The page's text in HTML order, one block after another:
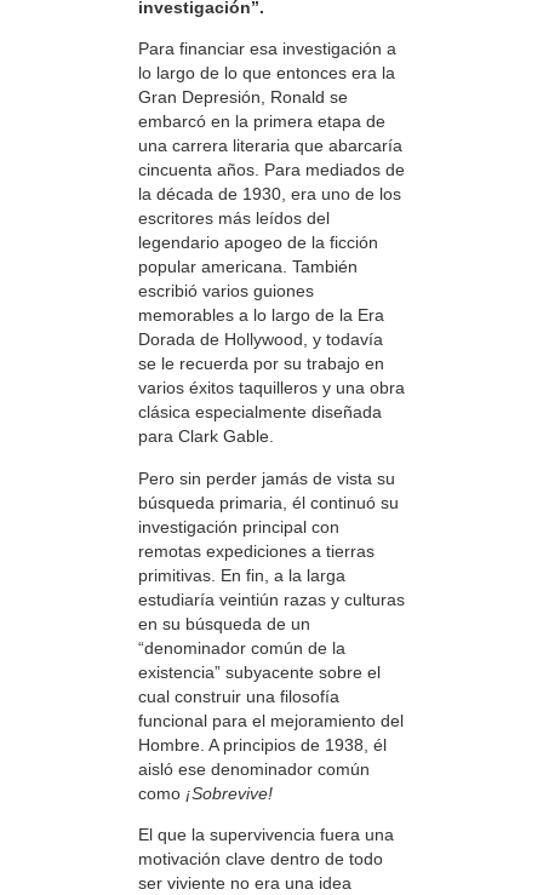
investigación”.
Para financiar esa investigación a
lo largo de lo que entonces era la
Gran Depresión, Ronald se
embarcó en la primera etapa de
una carrera literaria que abarcaría
cincuenta años. Para mediados de
la década de 1930, era uno de los
escritores más leídos del
legendario apogeo de la ficción
popular americana. También
escribió varios guiones
memorables a lo largo de la Era
Dorada de Hollywood, y todavía
se le recuerda por su trabajo en
varios éxitos taquilleros y una obra
clásica especialmente diseñada
para Clark Gable.
Pero sin perder jamás de vista su
búsqueda primaria, él continuó su
investigación principal con
remotas expediciones a tierras
primitivas. En fin, a la larga
estudiaría veintiún razas y culturas
en su búsqueda de un
“denominador común de la
existencia” subyacente sobre el
cual construir una filosofía
funcional para el mejoramiento del
Hombre. A principios de 1938, él
aisló ese denominador común
como ¡Sobrevive!
El que la supervivencia fuera una
motivación clave dentro de todo
ser viviente no era una idea